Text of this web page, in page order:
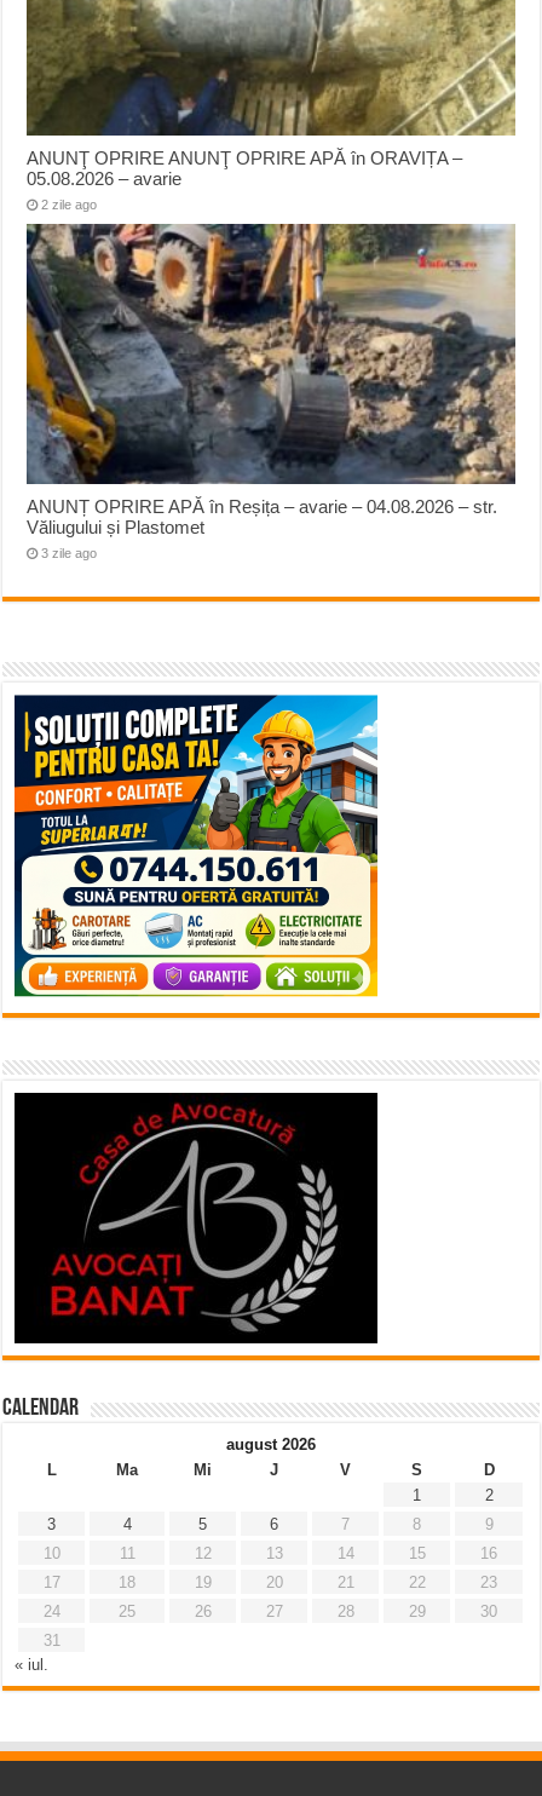
ANUNŢ OPRIRE ANUNŢ OPRIRE APĂ în ORAVIȚA –
05.08.2026 – avarie
2 zile ago
ANUNȚ OPRIRE APĂ în Reșița – avarie – 04.08.2026 – str.
Văliugului și Plastomet
3 zile ago
Calendar
august 2026
L
Ma Mi J V S
D
1
2
3
4 5 6 7 8
9
10
11 12 13 14 15
16
17
18 19 20 21 22
23
24
25 26 27 28 29
30
31
« iul.